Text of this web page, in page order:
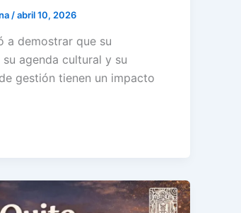
/abril 10, 2026
a demostrar que su
agenda cultural y su
gestión tienen un impacto